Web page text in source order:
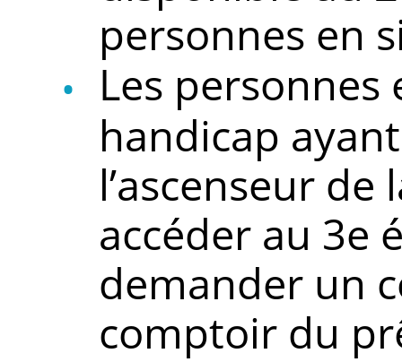
personnes en
Les
handicap
l’ascenseur
accéder au 3e
demander un
comptoir du